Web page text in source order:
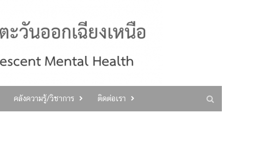
คลังความรู้/วิชาการ ติดต่อเรา